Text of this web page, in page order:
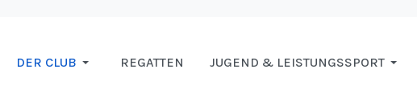
DER CLUB REGATTEN JUGEND & LEISTUNGSSPORT